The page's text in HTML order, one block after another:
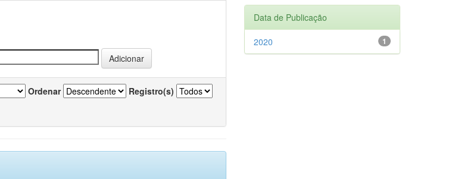
Ordenar Registro(s)
Data de Publicação
1
2020